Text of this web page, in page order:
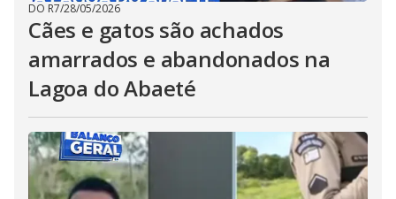
DO R7/28/05/2026
Cães e gatos são achados
amarrados e abandonados na
Lagoa do Abaeté